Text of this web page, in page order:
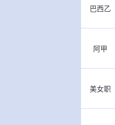
巴西乙
阿甲
美女职